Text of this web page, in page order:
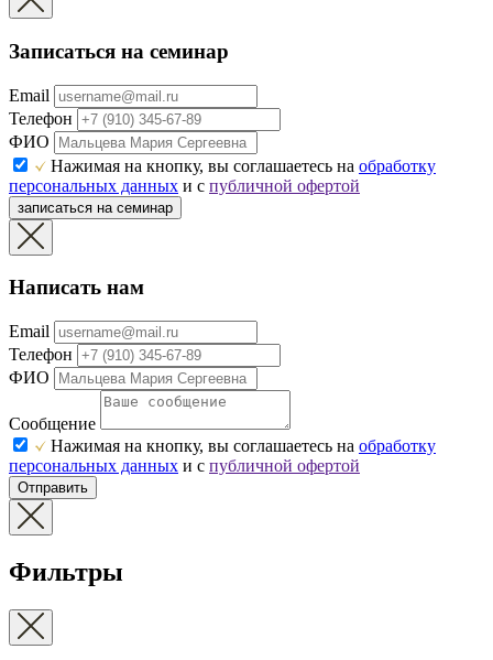
Записаться на семинар
Email
Телефон
ФИО
Нажимая на кнопку, вы соглашаетесь на обработку
персональных данных и с публичной офертой
записаться на семинар
Написать нам
Email
Телефон
ФИО
Сообщение
Нажимая на кнопку, вы соглашаетесь на обработку
персональных данных и с публичной офертой
Отправить
Фильтры